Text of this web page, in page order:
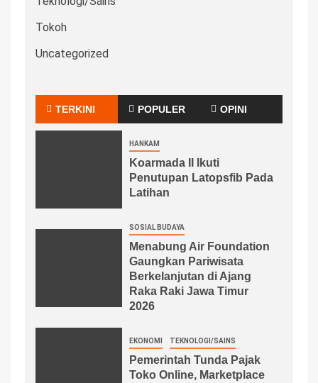
Tokoh
Uncategorized
TERKINI POPULER OPINI
HANKAM
Koarmada II Ikuti
Penutupan Latopsfib Pada
Latihan
SOSIAL BUDAYA
Menabung Air Foundation
Gaungkan Pariwisata
Berkelanjutan di Ajang
Raka Raki Jawa Timur
2026
EKONOMI TEKNOLOGI/SAINS
Pemerintah Tunda Pajak
Toko Online, Marketplace